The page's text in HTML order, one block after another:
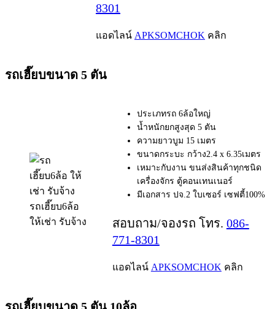
8301
แอดไลน์ APKSOMCHOK คลิก
รถเฮี๊ยบขนาด 5 ตัน
รถเฮี๊ยบ6ล้อ
ให้เช่า รับจ้าง
ประเภทรถ 6ล้อใหญ่
น้ำหนักยกสูงสุด 5 ตัน
ความยาวบูม 15 เมตร
ขนาดกระบะ กว้าง2.4 x 6.35เมตร
เหมาะกับงาน ขนส่งสินค้าทุกชนิด
เครื่องจักร ตู้คอนเทนเนอร์
มีเอกสาร ปจ.2 ใบเซอร์ เซฟตี้100%
สอบถาม/จองรถ โทร. 086-
771-8301
แอดไลน์ APKSOMCHOK คลิก